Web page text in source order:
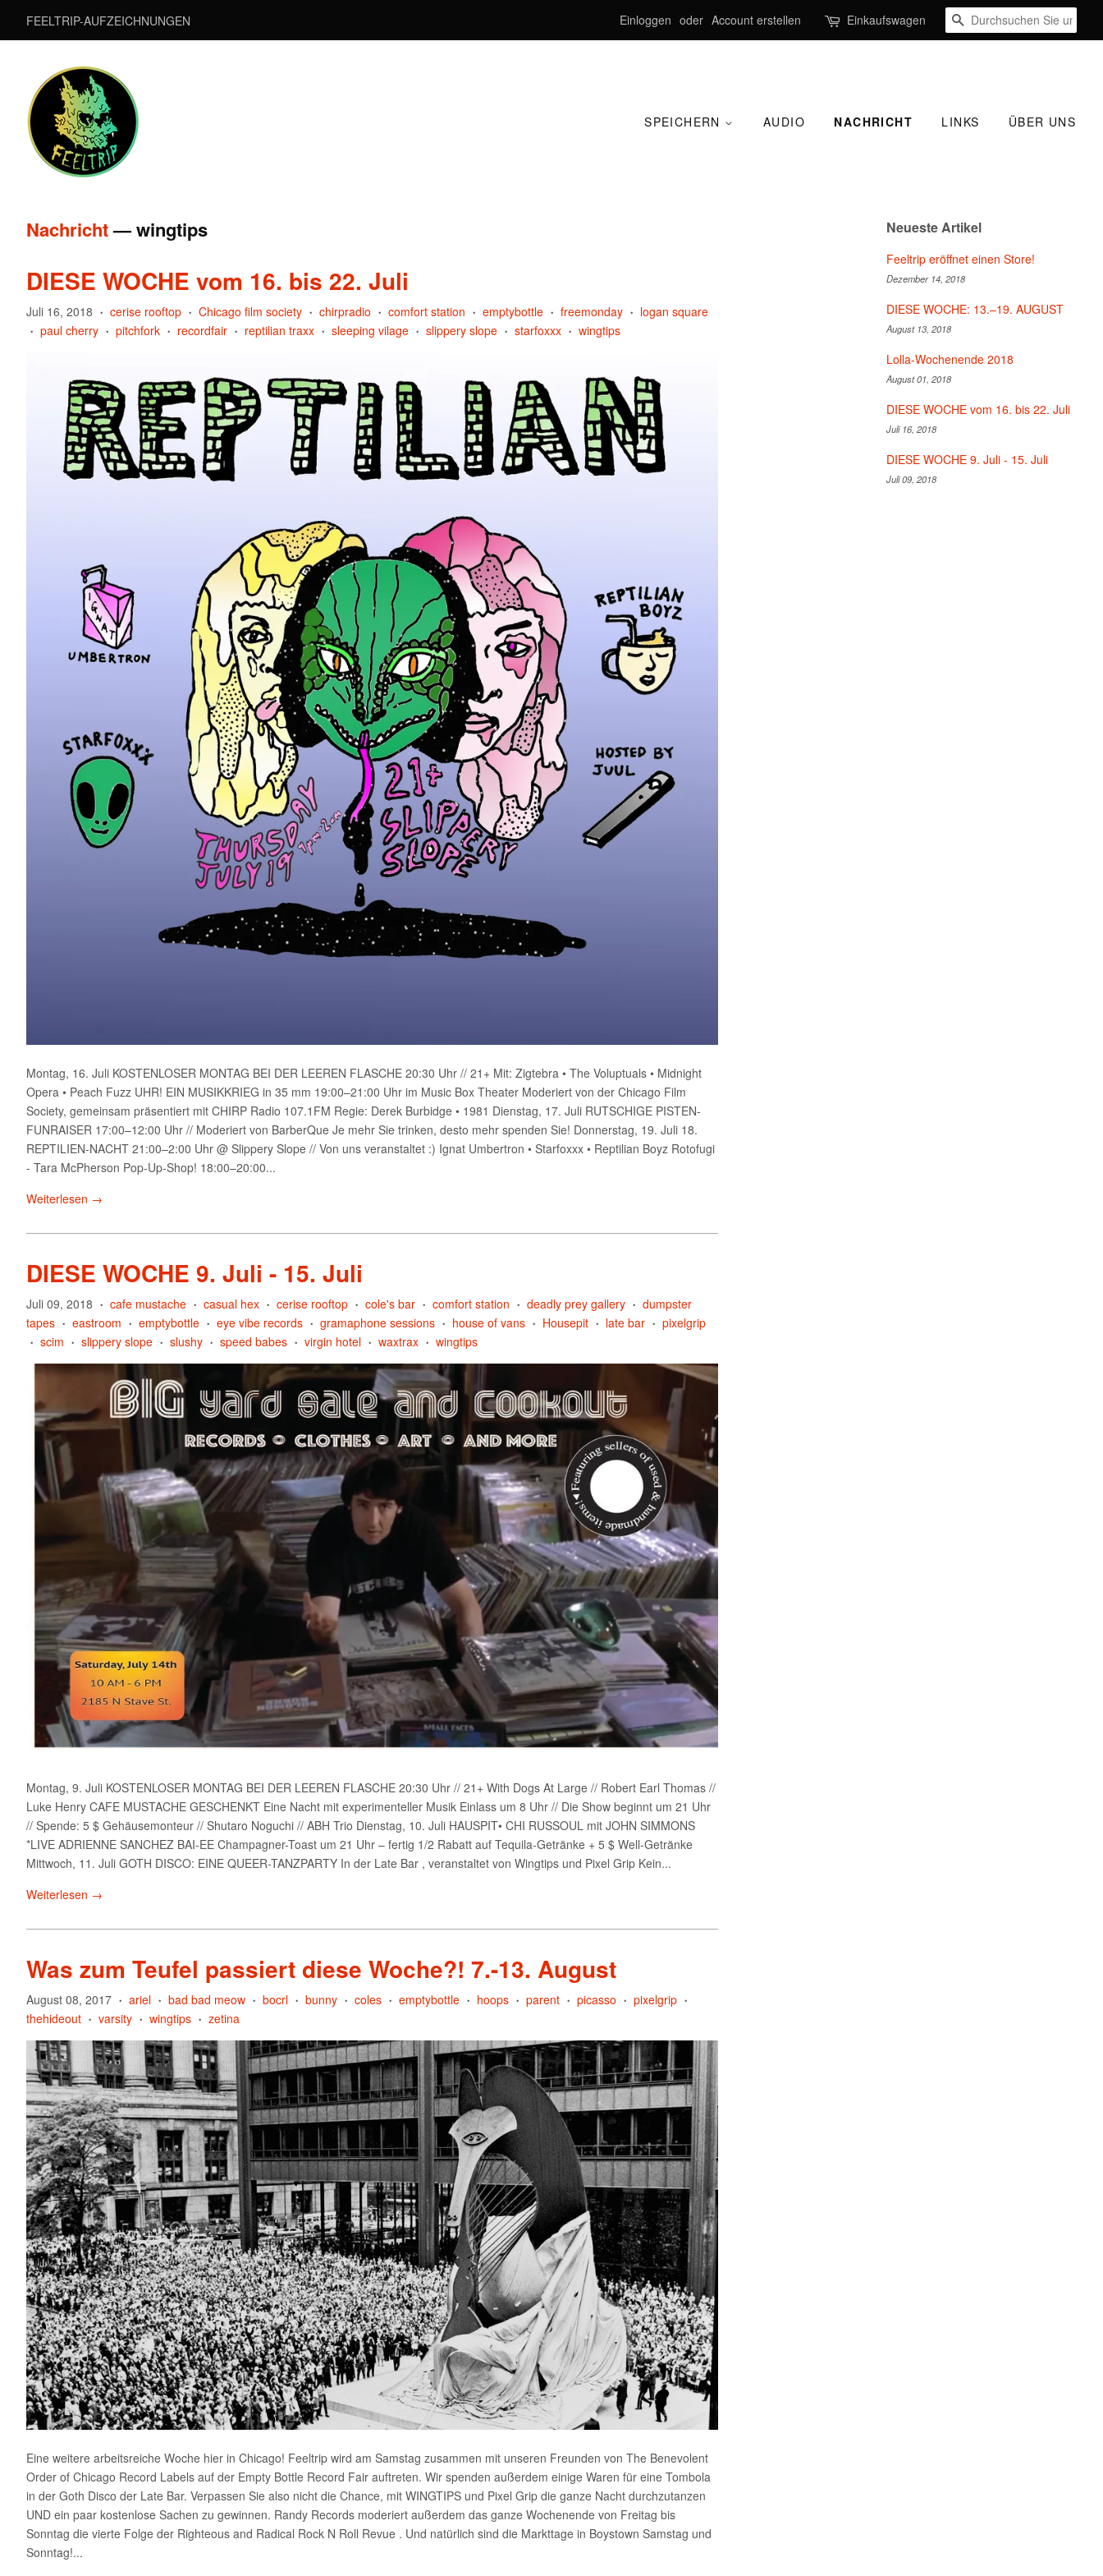
FEELTRIP-AUFZEICHNUNGEN Einloggen oder Account erstellen Einkaufswagen SUCHEN
SPEICHERN AUDIO NACHRICHT LINKS ÜBER UNS
Nachricht— wingtips
DIESE WOCHE vom 16. bis 22. Juli
Juli 16, 2018 • cerise rooftop • Chicago film society • chirpradio • comfort station • emptybottle • freemonday • logan square
• paul cherry • pitchfork • recordfair • reptilian traxx • sleeping vilage • slippery slope • starfoxxx • wingtips
Montag, 16. Juli KOSTENLOSER MONTAG BEI DER LEEREN FLASCHE 20:30 Uhr // 21+ Mit: Zigtebra • The Voluptuals • Midnight
Opera • Peach Fuzz UHR! EIN MUSIKKRIEG in 35 mm 19:00–21:00 Uhr im Music Box Theater Moderiert von der Chicago Film
Society, gemeinsam präsentiert mit CHIRP Radio 107.1FM Regie: Derek Burbidge • 1981 Dienstag, 17. Juli RUTSCHIGE PISTEN-
FUNRAISER 17:00–12:00 Uhr // Moderiert von BarberQue Je mehr Sie trinken, desto mehr spenden Sie! Donnerstag, 19. Juli 18.
REPTILIEN-NACHT 21:00–2:00 Uhr @ Slippery Slope // Von uns veranstaltet :) Ignat Umbertron • Starfoxxx • Reptilian Boyz Rotofugi
- Tara McPherson Pop-Up-Shop! 18:00–20:00...
Weiterlesen →
DIESE WOCHE 9. Juli - 15. Juli
Juli 09, 2018 • cafe mustache • casual hex • cerise rooftop • cole's bar • comfort station • deadly prey gallery •
dumpster
tapes
• eastroom • emptybottle • eye vibe records • gramaphone sessions • house of vans • Housepit • late bar • pixelgrip
• scim • slippery slope • slushy • speed babes • virgin hotel • waxtrax • wingtips
Montag, 9. Juli KOSTENLOSER MONTAG BEI DER LEEREN FLASCHE 20:30 Uhr // 21+ With Dogs At Large // Robert Earl Thomas //
Luke Henry CAFE MUSTACHE GESCHENKT Eine Nacht mit experimenteller Musik Einlass um 8 Uhr // Die Show beginnt um 21 Uhr
// Spende: 5 $ Gehäusemonteur // Shutaro Noguchi // ABH Trio Dienstag, 10. Juli HAUSPIT• CHI RUSSOUL mit JOHN SIMMONS
*LIVE ADRIENNE SANCHEZ BAI-EE Champagner-Toast um 21 Uhr – fertig 1/2 Rabatt auf Tequila-Getränke + 5 $ Well-Getränke
Mittwoch, 11. Juli GOTH DISCO: EINE QUEER-TANZPARTY In der Late Bar , veranstaltet von Wingtips und Pixel Grip Kein...
Weiterlesen →
Was zum Teufel passiert diese Woche?! 7.-13. August
August 08, 2017 • ariel • bad bad meow • bocrl • bunny • coles • emptybottle • hoops • parent • picasso • pixelgrip •
thehideout • varsity • wingtips • zetina
Eine weitere arbeitsreiche Woche hier in Chicago! Feeltrip wird am Samstag zusammen mit unseren Freunden von The Benevolent
Order of Chicago Record Labels auf der Empty Bottle Record Fair auftreten. Wir spenden außerdem einige Waren für eine Tombola
in der Goth Disco der Late Bar. Verpassen Sie also nicht die Chance, mit WINGTIPS und Pixel Grip die ganze Nacht durchzutanzen
UND ein paar kostenlose Sachen zu gewinnen. Randy Records moderiert außerdem das ganze Wochenende von Freitag bis
Sonntag die vierte Folge der Righteous and Radical Rock N Roll Revue . Und natürlich sind die Markttage in Boystown Samstag und
Sonntag!...
Neueste Artikel
Feeltrip eröffnet einen Store!
Dezember 14, 2018
DIESE WOCHE: 13.–19. AUGUST
August 13, 2018
Lolla-Wochenende 2018
August 01, 2018
DIESE WOCHE vom 16. bis 22. Juli
Juli 16, 2018
DIESE WOCHE 9. Juli - 15. Juli
Juli 09, 2018